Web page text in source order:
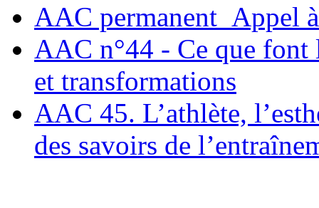
AAC permanent_Appel
AAC n°44 - Ce que font
et transformations
AAC 45. L’athlète,
des savoirs de